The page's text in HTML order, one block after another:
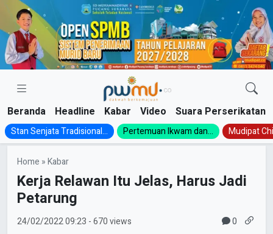
Skip
content
Beranda Headline Kabar Video Suara Perserikatan
Stan Senjata Tradisional... Pertemuan Ikwam dan... Mudipat
Home »Kabar
Kerja Relawan Itu Jelas, Harus Jadi
Petarung
24/02/202209:23 - 670 views 0